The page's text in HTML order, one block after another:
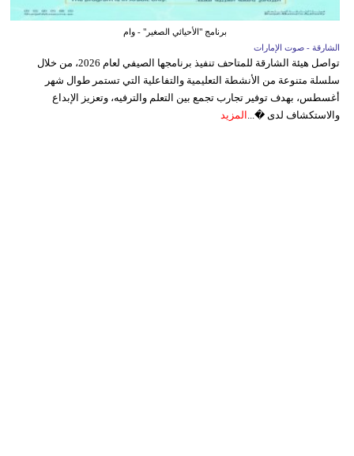
برنامج "الأحيائي الصغير" - وام
الشارقة - صوت الإمارات
تواصل هيئة الشارقة للمتاحف تنفيذ برنامجها الصيفي لعام 2026، من خلال
سلسلة متنوعة من الأنشطة التعليمية والتفاعلية التي تستمر طوال شهر
أغسطس، بهدف توفير تجارب تجمع بين التعلم والترفيه، وتعزيز الإبداع
والاستكشاف لدى �... المزيد